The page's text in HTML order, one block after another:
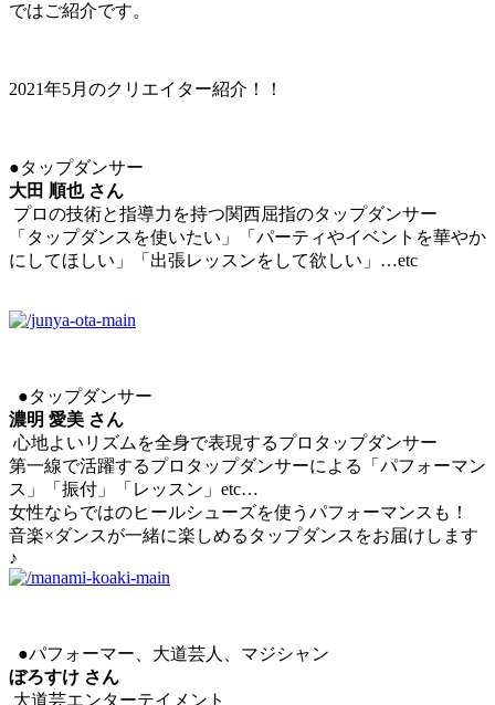
ではご紹介です。
2021年5月のクリエイター紹介！！
●タップダンサー
大田 順也 さん
プロの技術と指導力を持つ関西屈指のタップダンサー
「タップダンスを使いたい」「パーティやイベントを華やか
にしてほしい」「出張レッスンをして欲しい」…etc
●タップダンサー
濃明 愛美 さん
心地よいリズムを全身で表現するプロタップダンサー
第一線で活躍するプロタップダンサーによる「パフォーマン
ス」「振付」「レッスン」etc…
女性ならではのヒールシューズを使うパフォーマンスも！
音楽×ダンスが一緒に楽しめるタップダンスをお届けします
♪
●パフォーマー、大道芸人、マジシャン
ぼろすけ さん
大道芸エンターテイメント